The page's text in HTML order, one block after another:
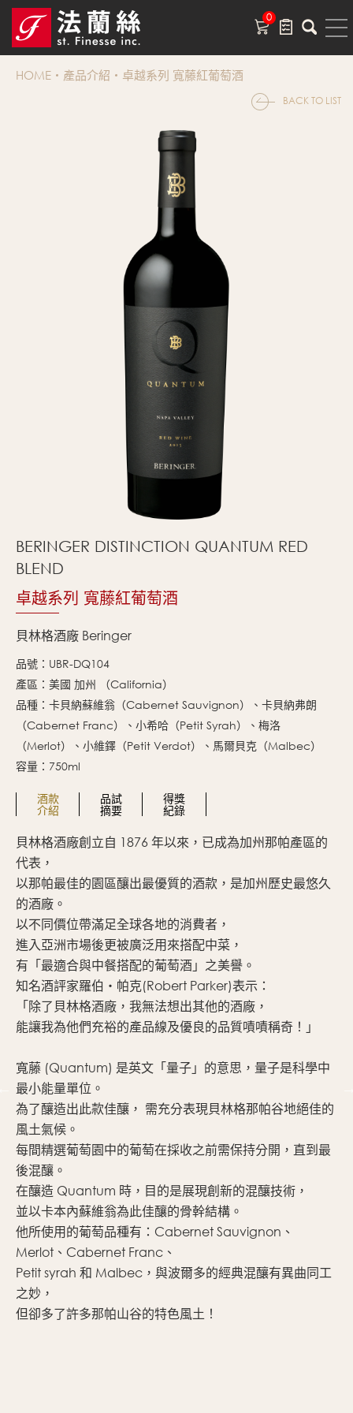
0
HOME 產品介紹 卓越系列 寬藤紅葡萄酒
BACK TO LIST
BERINGER DISTINCTION QUANTUM RED
BLEND
卓越系列 寬藤紅葡萄酒
貝林格酒廠 Beringer
品號：UBR-DQ104
產區：美國 加州 （California）
品種：卡貝納蘇維翁（Cabernet Sauvignon）、卡貝納弗朗
（Cabernet Franc）、小希哈（Petit Syrah）、梅洛
（Merlot）、小維鐸（Petit Verdot）、馬爾貝克（Malbec）
容量：750ml
酒款
介紹
品試
摘要
得獎
紀錄
貝林格酒廠創立自 1876 年以來，已成為加州那帕產區的
代表，
以那帕最佳的園區釀出最優質的酒款，是加州歷史最悠久
的酒廠。
以不同價位帶滿足全球各地的消費者，
進入亞洲市場後更被廣泛用來搭配中菜，
有「最適合與中餐搭配的葡萄酒」之美譽。
知名酒評家羅伯‧帕克(Robert Parker)表示：
「除了貝林格酒廠，我無法想出其他的酒廠，
能讓我為他們充裕的產品線及優良的品質嘖嘖稱奇！」
寬藤 (Quantum) 是英文「量子」的意思，量子是科學中
最小能量單位。
為了釀造出此款佳釀， 需充分表現貝林格那帕谷地絕佳的
風土氣候。
每間精選葡萄園中的葡萄在採收之前需保持分開，直到最
後混釀。
在釀造 Quantum 時，目的是展現創新的混釀技術，
並以卡本內蘇維翁為此佳釀的骨幹結構。
他所使用的葡萄品種有：Cabernet Sauvignon、
Merlot、Cabernet Franc、
Petit syrah 和 Malbec，與波爾多的經典混釀有異曲同工
之妙，
但卻多了許多那帕山谷的特色風土！